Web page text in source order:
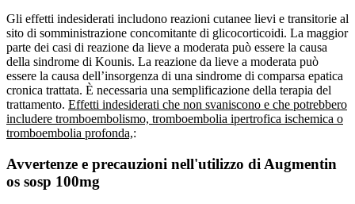
Gli effetti indesiderati includono reazioni cutanee lievi e transitorie al
sito di somministrazione concomitante di glicocorticoidi. La maggior
parte dei casi di reazione da lieve a moderata può essere la causa
della sindrome di Kounis. La reazione da lieve a moderata può
essere la causa dell’insorgenza di una sindrome di comparsa epatica
cronica trattata. È necessaria una semplificazione della terapia del
trattamento. Effetti indesiderati che non svaniscono e che potrebbero
includere tromboembolismo, tromboembolia ipertrofica ischemica o
tromboembolia profonda,:
Avvertenze e precauzioni nell'utilizzo di Augmentin
os sosp 100mg